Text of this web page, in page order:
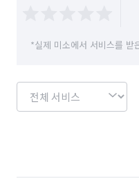
*실제 미소에서 서비스를 받